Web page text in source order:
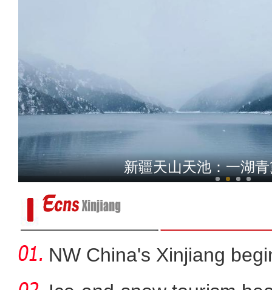
大雪时节 新疆南部草
新疆天山天池：一湖
俯瞰新疆托克逊县盘吉尔怪
NW China's Xinjiang